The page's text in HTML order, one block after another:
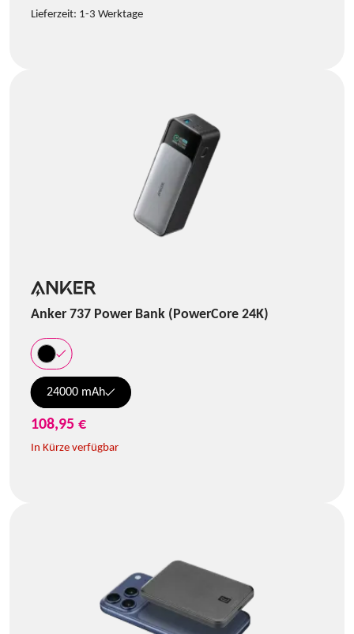
Lieferzeit: 1-3 Werktage
Anker 737 Power Bank (PowerCore 24K)
24000 mAh
108,95 €
In Kürze verfügbar